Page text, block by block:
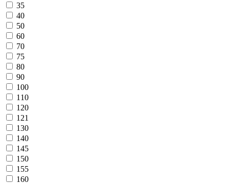
35
40
50
60
70
75
80
90
100
110
120
121
130
140
145
150
155
160